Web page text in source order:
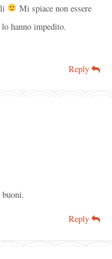
Mi spiace non essere
hanno impedito.
Reply
Reply